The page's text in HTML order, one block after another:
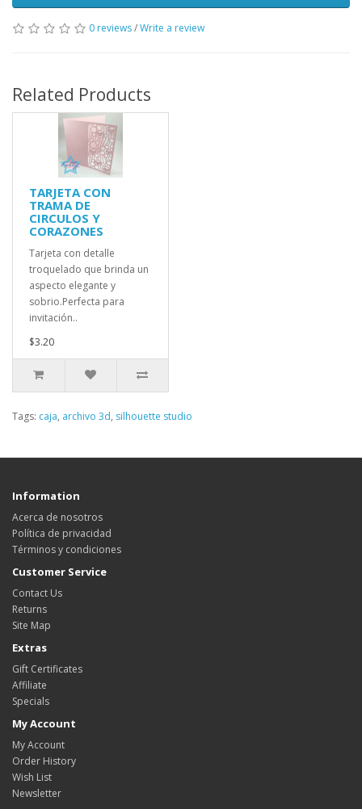
0 reviews/Write a review
Related Products
TARJETA CON
TRAMA DE
CIRCULOS Y
CORAZONES
Tarjeta con detalle
troquelado que brinda un
aspecto elegante y
sobrio.Perfecta para
invitación..
$3.20
Tags: caja, archivo 3d, silhouette studio
Information
Acerca de nosotros
Política de privacidad
Términos y condiciones
Customer Service
Contact Us
Returns
Site Map
Extras
Gift Certificates
Affiliate
Specials
My Account
My Account
Order History
Wish List
Newsletter